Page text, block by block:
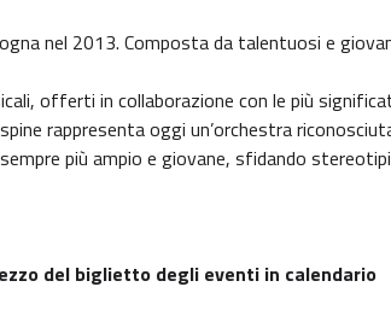
nel 2013. Composta da talentuosi e
offerti in collaborazione con le più
rappresenta oggi un’orchestra
più ampio e giovane, sfidando
del biglietto degli eventi in calendario